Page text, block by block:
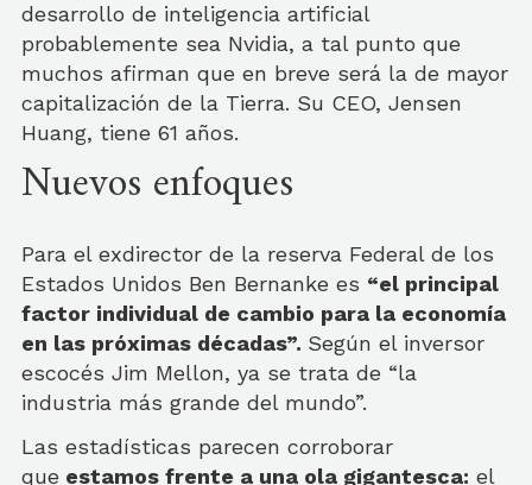
desarrollo de inteligencia artificial
probablemente sea Nvidia, a tal punto que
muchos afirman que en breve será la de mayor
capitalización de la Tierra. Su CEO, Jensen
Huang, tiene 61 años.
Nuevos enfoques
Para el exdirector de la reserva Federal de los
Estados Unidos Ben Bernanke es “el principal
factor individual de cambio para la economía
en las próximas décadas”. Según el inversor
escocés Jim Mellon, ya se trata de “la
industria más grande del mundo”.
Las estadísticas parecen corroborar
que estamos frente a una ola gigantesca: el